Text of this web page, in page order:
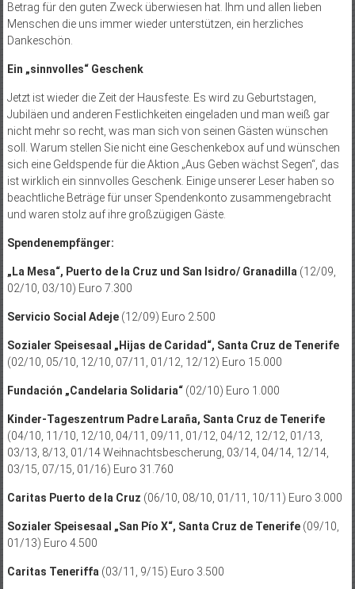
Betrag für den guten Zweck überwiesen hat. Ihm und allen lieben
Menschen die uns immer wieder unterstützen, ein herzliches
Dankeschön.
Ein „sinnvolles“ Geschenk
Jetzt ist wieder die Zeit der Hausfeste. Es wird zu Geburtstagen,
Jubiläen und anderen Festlichkeiten eingeladen und man weiß gar
nicht mehr so recht, was man sich von seinen Gästen wünschen
soll. Warum stellen Sie nicht eine Geschenkebox auf und wünschen
sich eine Geldspende für die Aktion „Aus Geben wächst Segen“, das
ist wirklich ein sinnvolles Geschenk. Einige unserer Leser haben so
beachtliche Beträge für unser Spendenkonto zusammengebracht
und waren stolz auf ihre großzügigen Gäste.
Spendenempfänger:
„La Mesa“, Puerto de la Cruz und San Isi­dro/­ Granadilla (12/09,
02/10, 03/10) Euro 7.300
Servicio Social Adeje(12/09) Euro 2.500
Sozialer Speisesaal „Hijas de Caridad“, Santa Cruz de Tenerife
(02/10, 05/10, 12/10, 07/11, 01/12, 12/12) Euro 15.000
Fundación „Candelaria Solidaria“(02/10) Euro 1.000
Kinder-Tageszentrum Padre Laraña, Santa Cruz de Tenerife
(04/10, 11/10, 12/10, 04/11, 09/11, 01/12, 04/12, 12/12, 01/13,
03/13, 8/13, 01/14 Weihnachtsbescherung, 03/14, 04/14, 12/14,
03/15, 07/15, 01/16) Euro 31.760
Caritas Puerto de la Cruz (06/10, 08/10, 01/11, 10/11) Euro 3.000
Sozialer Speisesaal „San Pío X“, Santa Cruz de Tenerife (09/10,
01/13) Euro 4.500
Caritas Teneriffa (03/11, 9/15) Euro 3.500